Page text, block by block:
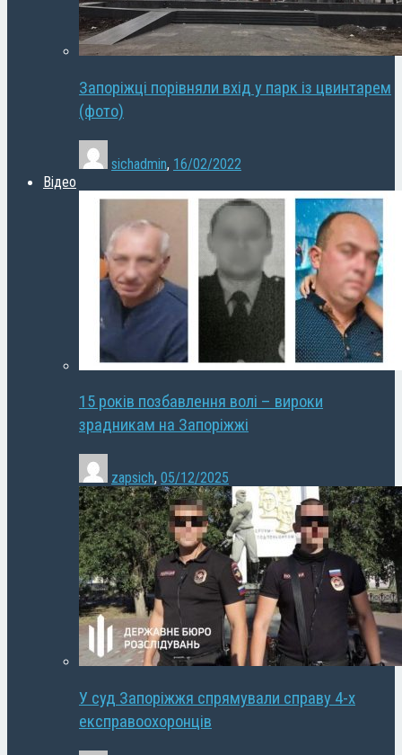
Запоріжці порівняли вхід у парк із цвинтарем
(фото)
sichadmin, 16/02/2022
Відео
15 років позбавлення волі – вироки
зрадникам на Запоріжжі
zapsich, 05/12/2025
У суд Запоріжжя спрямували справу 4-х
експравоохоронців